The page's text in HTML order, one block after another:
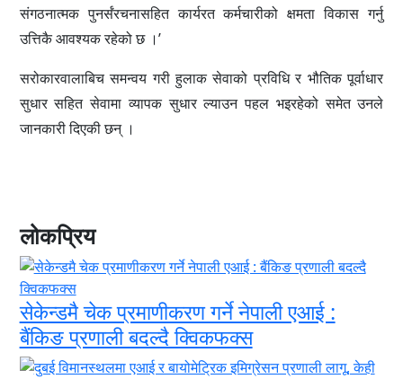
संगठनात्मक पुनर्संरचनासहित कार्यरत कर्मचारीको क्षमता विकास गर्नु
उत्तिकै आवश्यक रहेको छ ।’
सरोकारवालाबिच समन्वय गरी हुलाक सेवाको प्रविधि र भौतिक पूर्वाधार
सुधार सहित सेवामा व्यापक सुधार ल्याउन पहल भइरहेको समेत उनले
जानकारी दिएकी छन् ।
लोकप्रिय
सेकेन्डमै चेक प्रमाणीकरण गर्ने नेपाली एआई :
बैंकिङ प्रणाली बदल्दै क्विकफक्स